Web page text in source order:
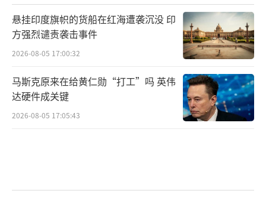
悬挂印度旗帜的货船在红海遭袭沉没 印
方强烈谴责袭击事件
2026-08-05 17:00:32
马斯克原来在给黄仁勋“打工”吗 英伟
达硬件成关键
2026-08-05 17:05:43